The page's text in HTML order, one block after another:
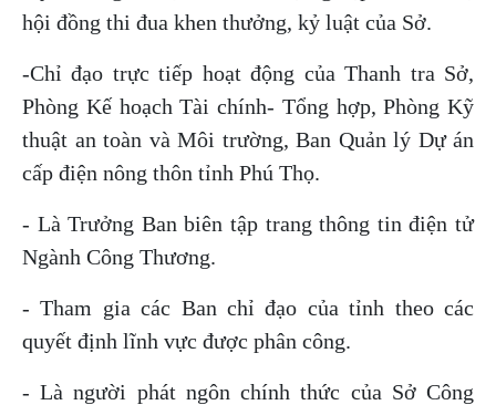
hội đồng thi đua khen thưởng, kỷ luật của Sở.
-Chỉ đạo trực tiếp hoạt động của Thanh tra Sở,
Phòng Kế hoạch Tài chính- Tổng hợp, Phòng Kỹ
thuật an toàn và Môi trường, Ban Quản lý Dự án
cấp điện nông thôn tỉnh Phú Thọ.
- Là Trưởng Ban biên tập trang thông tin điện tử
Ngành Công Thương.
- Tham gia các Ban chỉ đạo của tỉnh theo các
quyết định lĩnh vực được phân công.
- Là người phát ngôn chính thức của Sở Công